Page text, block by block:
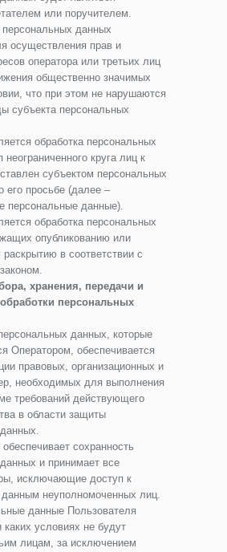
или поручителем.
данных
осуществления прав и
оператора или третьих лиц
общественно значимых
что при этом не нарушаются
субъекта персональных
обработка персональных
круга лиц к
субъектом персональных
его просьбе (далее –
персональные данные).
обработка персональных
опубликованию или
в соответствии с
хранения, передачи и
персональных
данных, которые
Оператором, обеспечивается
правовых, организационных и
необходимых для выполнения
требований действующего
в области защиты
сохранность
и принимает все
исключающие доступ к
неуполномоченных лиц.
данные Пользователя
каких условиях не будут
лицам, за исключением